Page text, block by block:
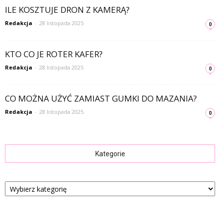
ILE KOSZTUJE DRON Z KAMERĄ?
Redakcja - 28 listopada 2025 0
KTO CO JE ROTER KAFER?
Redakcja - 28 listopada 2025 0
CO MOŻNA UŻYĆ ZAMIAST GUMKI DO MAZANIA?
Redakcja - 28 listopada 2025 0
Kategorie
Kategorie